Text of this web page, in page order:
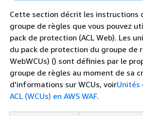
Cette section décrit les instructions
groupe de règles que vous pouvez
pack de protection (ACL Web). Les
du pack de protection du groupe de
WebWCUs) () sont définies par le
groupe de règles au moment de sa
d'informations sur WCUs, voirUnités
ACL (WCUs) en AWS WAF.